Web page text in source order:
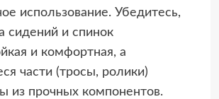
использование. Убедитесь,
сидений и спинок
и комфортная, а
части (тросы, ролики)
из прочных компонентов.